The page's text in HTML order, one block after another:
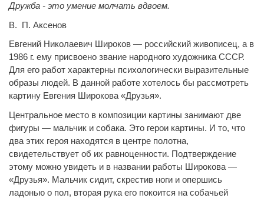
Дружба - это умение молчать вдвоем.
В. П. Аксенов
Евгений Николаевич Широков — российский живописец, а в
1986 г. ему присвоено звание народного художника СССР.
Для его работ характерны психологически выразительные
образы людей. В данной работе хотелось бы рассмотреть
картину Евгения Широкова «Друзья».
Центральное место в композиции картины занимают две
фигуры — мальчик и собака. Это герои картины. И то, что
два этих героя находятся в центре полотна,
свидетельствует об их равноценности. Подтверждение
этому можно увидеть и в названии работы Широкова —
«Друзья». Мальчик сидит, скрестив ноги и опершись
ладонью о пол, вторая рука его покоится на собачьей